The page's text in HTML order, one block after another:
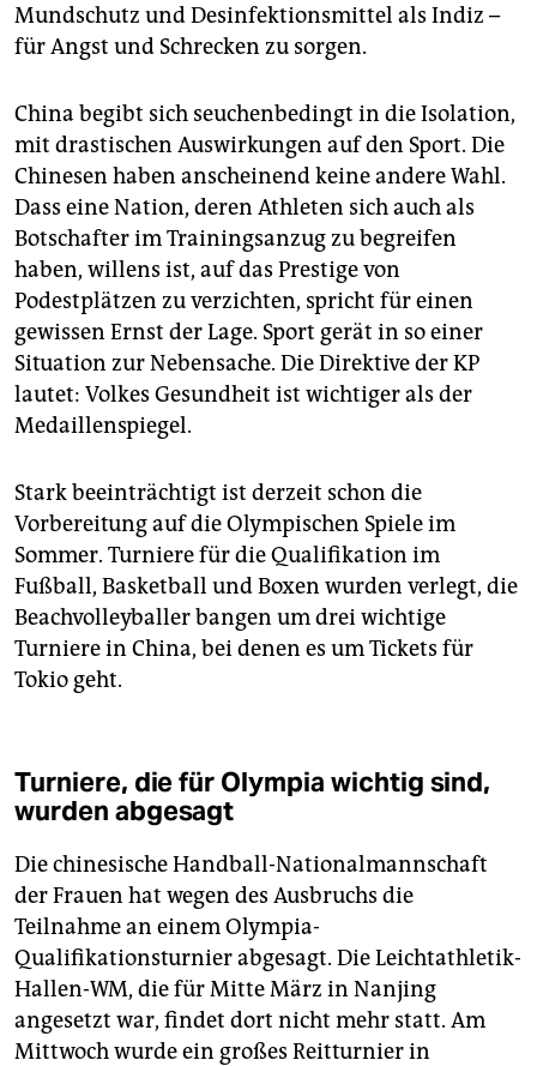
Mundschutz und Desinfektionsmittel als Indiz –
für Angst und Schrecken zu sorgen.
China begibt sich seuchenbedingt in die Isolation,
mit drastischen Auswirkungen auf den Sport. Die
Chinesen haben anscheinend keine andere Wahl.
Dass eine Nation, deren Athleten sich auch als
Botschafter im Trainingsanzug zu begreifen
haben, willens ist, auf das Prestige von
Podestplätzen zu verzichten, spricht für einen
gewissen Ernst der Lage. Sport gerät in so einer
Situation zur Nebensache. Die Direktive der KP
lautet: Volkes Gesundheit ist wichtiger als der
Medaillenspiegel.
Stark beeinträchtigt ist derzeit schon die
Vorbereitung auf die Olympischen Spiele im
Sommer. Turniere für die Qualifikation im
Fußball, Basketball und Boxen wurden verlegt, die
Beachvolleyballer bangen um drei wichtige
Turniere in China, bei denen es um Tickets für
Tokio geht.
Turniere, die für Olympia wichtig sind,
wurden abgesagt
Die chinesische Handball-Nationalmannschaft
der Frauen hat wegen des Ausbruchs die
Teilnahme an einem Olympia-
Qualifikationsturnier abgesagt. Die Leichtathletik-
Hallen-WM, die für Mitte März in Nanjing
angesetzt war, findet dort nicht mehr statt. Am
Mittwoch wurde ein großes Reitturnier in